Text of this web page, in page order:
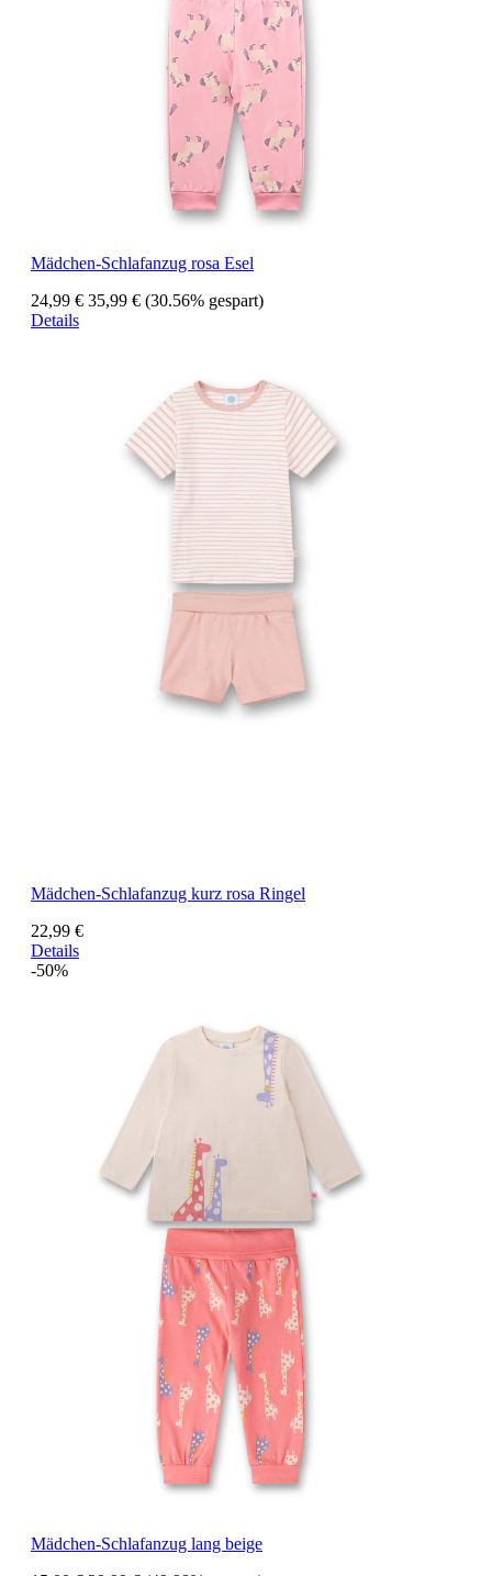
Mädchen-Schlafanzug rosa Esel
24,99 € 35,99 € (30.56% gespart)
Details
Mädchen-Schlafanzug kurz rosa Ringel
22,99 €
Details
-50%
Mädchen-Schlafanzug lang beige